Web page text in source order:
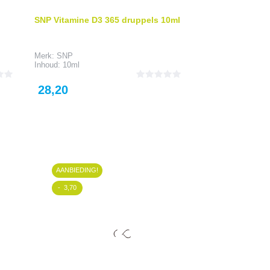
SNP Vitamine D3 365 druppels 10ml
Merk: SNP
Inhoud: 10ml
Prijs
28,20
AANBIEDING!
- 3,70